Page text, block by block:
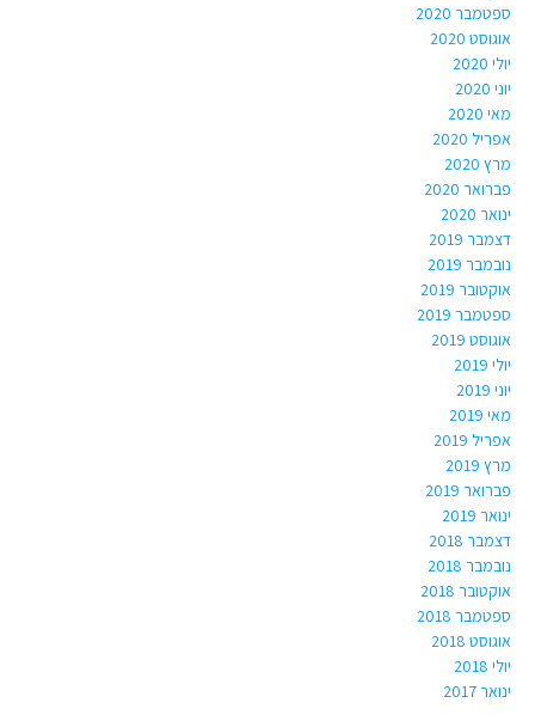
ספטמבר 2020
אוגוסט 2020
יולי 2020
יוני 2020
מאי 2020
אפריל 2020
מרץ 2020
פברואר 2020
ינואר 2020
דצמבר 2019
נובמבר 2019
אוקטובר 2019
ספטמבר 2019
אוגוסט 2019
יולי 2019
יוני 2019
מאי 2019
אפריל 2019
מרץ 2019
פברואר 2019
ינואר 2019
דצמבר 2018
נובמבר 2018
אוקטובר 2018
ספטמבר 2018
אוגוסט 2018
יולי 2018
ינואר 2017